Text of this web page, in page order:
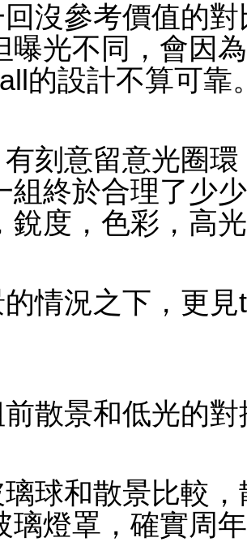
沒參考價值的
曝光不同，會因
的設計不算可靠
刻意留意光圈
組終於合理了少
銳度，色彩，高
情況之下，更
散景和低光的對
球和散景比較
璃燈罩，確實周